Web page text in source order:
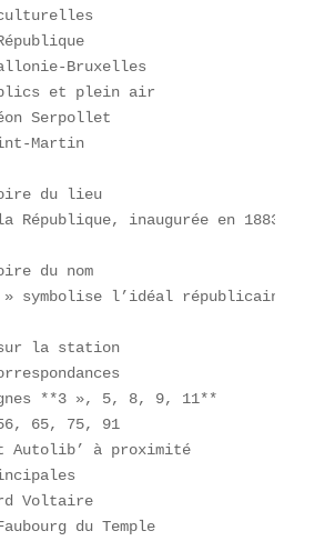
Bruxelles
et plein air
Serpollet
Martin
du lieu
République, inaugurée en 1883,
du nom
» symbolise l’idéal républicain
la station
**3 », 5, 8, 9, 11**
65, 75, 91
Autolib’ à proximité
Voltaire
du Temple